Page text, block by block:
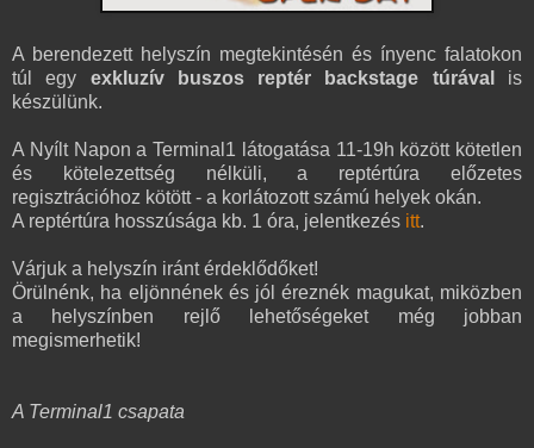
A berendezett helyszín megtekintésén és ínyenc falatokon
túl egy exkluzív buszos reptér backstage túrával
is
készülünk.
A Nyílt Napon a Terminal1 látogatása 11-19h között kötetlen
és kötelezettség nélküli, a reptértúra előzetes
regisztrációhoz kötött - a korlátozott számú helyek okán.
A reptértúra hosszúsága kb. 1 óra, jelentkezés itt.
Várjuk a helyszín iránt érdeklődőket!
Örülnénk, ha eljönnének és jól éreznék magukat, miközben
a helyszínben rejlő lehetőségeket még jobban
megismerhetik!
A Terminal1 csapata